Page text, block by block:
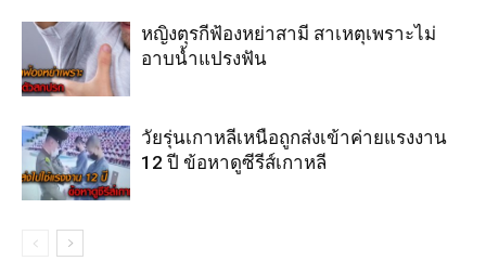
หญิงตุรกีฟ้องหย่าสามี สาเหตุเพราะไม่
อาบน้ำแปรงฟัน
วัยรุ่นเกาหลีเหนือถูกส่งเข้าค่ายแรงงาน
12 ปี ข้อหาดูซีรีส์เกาหลี